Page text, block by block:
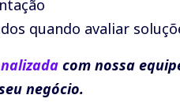
quando avaliar
com nossa
negócio.